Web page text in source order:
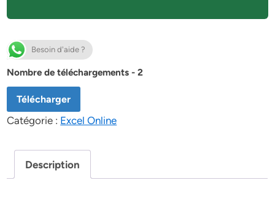
Besoin d'aide ?
Nombre de téléchargements - 2
Télécharger
Catégorie : Excel Online
Description